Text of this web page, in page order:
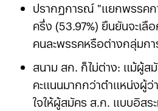
ปรากฏการณ์ "แยกพรรคก
ครึ่ง (53.97%) ยืนยันจะเลื
คนละพรรคหรือต่างกลุ่มกา
สนาม สก. ก็ไม่ต่าง: แม้ผู้ส
คะแนนมากกว่าตำแหน่งผู้ว่
ใจให้ผู้สมัคร ส.ก. แบบอิส